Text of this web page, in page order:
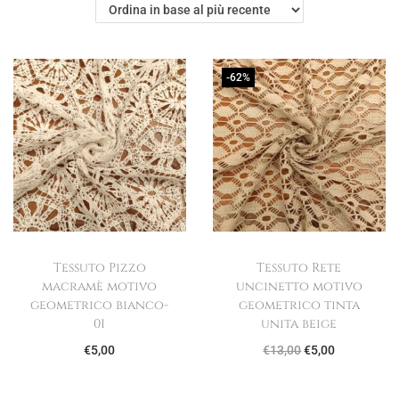
g
u
Tessuto Pizzo
macramè motivo
geometrico bianco-
01
€5,00
-62%
Tessuto Rete
uncinetto motivo
geometrico tinta
unita beige
€13,00I€5,00I